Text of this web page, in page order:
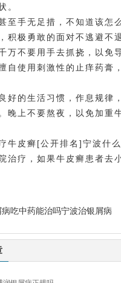
。
手无足措，不知道该怎么
极勇敢的面对不逃避不
不要用手去抓挠，以免
自使用刺激性的止痒药膏
的生活习惯，作息规律
晚上不要熬夜，以免加重
牛皮癣[公开排名]宁波什
治疗，如果牛皮癣患者去
吃中药能治吗宁波治银屑病